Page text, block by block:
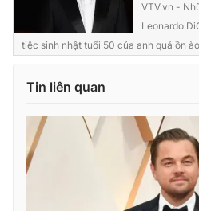
VTV Sức khoẻ
VTV9
VTV.vn -
Leonardo
tiệc sinh nhật tuổi 50 của anh quá ồn
Tin liên quan